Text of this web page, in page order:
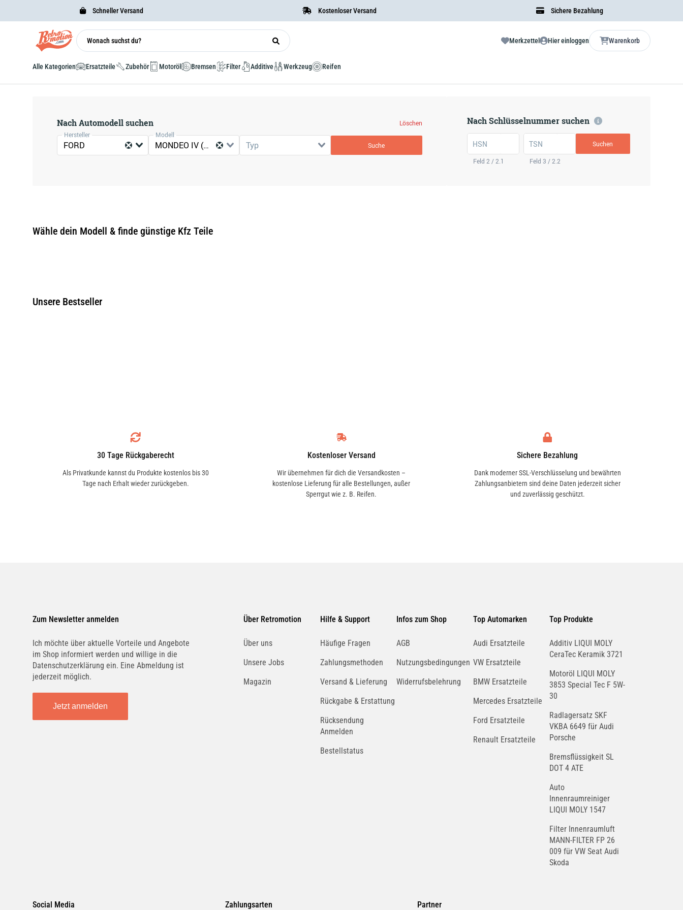
Schneller Versand Kostenloser Versand Sichere Bezahlung
Merkzettel Hier einloggen Warenkorb
Alle Kategorien Ersatzteile Zubehör Motoröl Bremsen Filter Additive Werkzeug Reifen
Nach Automodell suchen
Löschen
Hersteller
FORD
Modell
MONDEO IV (BA7) Typ Suche
Nach Schlüsselnummer suchen
HSN
Feld 2 / 2.1
TSN
Feld 3 / 2.2
Suchen
Wähle dein Modell & finde günstige Kfz Teile
Unsere Bestseller
30 Tage Rückgaberecht
Als Privatkunde kannst du Produkte kostenlos bis 30
Tage nach Erhalt wieder zurückgeben.
Kostenloser Versand
Wir übernehmen für dich die Versandkosten –
kostenlose Lieferung für alle Bestellungen, außer
Sperrgut wie z. B. Reifen.
Sichere Bezahlung
Dank moderner SSL-Verschlüsselung und bewährten
Zahlungsanbietern sind deine Daten jederzeit sicher
und zuverlässig geschützt.
Zum Newsletter anmelden
Ich möchte über aktuelle Vorteile und Angebote
im Shop informiert werden und willige in die
Datenschutzerklärung ein. Eine Abmeldung ist
jederzeit möglich.
Jetzt anmelden
Über Retromotion
Über uns
Unsere Jobs
Magazin
Hilfe & Support
Häufige Fragen
Zahlungsmethoden
Versand & Lieferung
Rückgabe & Erstattung
Rücksendung
Anmelden
Bestellstatus
Infos zum Shop
AGB
Nutzungsbedingungen
Widerrufsbelehrung
Top Automarken
Audi Ersatzteile
VW Ersatzteile
BMW Ersatzteile
Mercedes Ersatzteile
Ford Ersatzteile
Renault Ersatzteile
Top Produkte
Additiv LIQUI MOLY
CeraTec Keramik 3721
Motoröl LIQUI MOLY
3853 Special Tec F 5W-
30
Radlagersatz SKF
VKBA 6649 für Audi
Porsche
Bremsflüssigkeit SL
DOT 4 ATE
Auto
Innenraumreiniger
LIQUI MOLY 1547
Filter Innenraumluft
MANN-FILTER FP 26
009 für VW Seat Audi
Skoda
Social Media Zahlungsarten Partner